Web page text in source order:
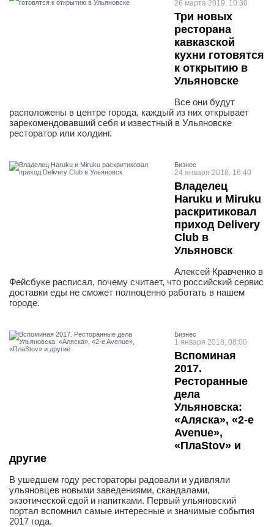
26 марта 2019, 10:30
Три новых
ресторана
кавказской
кухни готовятся
к открытию в
Ульяновске
Все они будут
расположены в центре города, каждый из них открывает
зарекомендовавший себя и известный в Ульяновске
ресторатор или холдинг.
Бизнес
24 января 2018, 16:40
Владелец
Haruku и Miruku
раскритиковал
приход Delivery
Club в
Ульяновск
Алексей Кравченко в
Фейсбуке расписал, почему считает, что российский сервис
доставки еды не сможет полноценно работать в нашем
городе.
Бизнес
1 января 2018, 08:00
Вспоминая
2017.
Ресторанные
дела
Ульяновска:
«Аляска», «2-e
Avenue»,
«ПлаStov» и
другие
В ушедшем году рестораторы радовали и удивляли
ульяновцев новыми заведениями, скандалами,
экзотической едой и напитками. Первый ульяновский
портал вспомнил самые интересные и значимые события
2017 года.